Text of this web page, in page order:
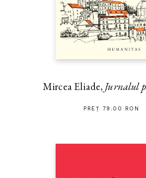
Mircea Eliade, Jurnalul
PREȚ 79.00 RON